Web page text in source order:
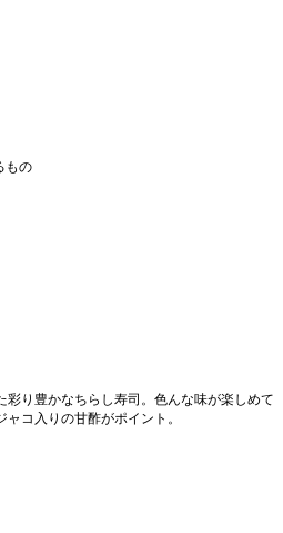
もの
り豊かなちらし寿司。色んな味が楽しめて
コ入りの甘酢がポイント。